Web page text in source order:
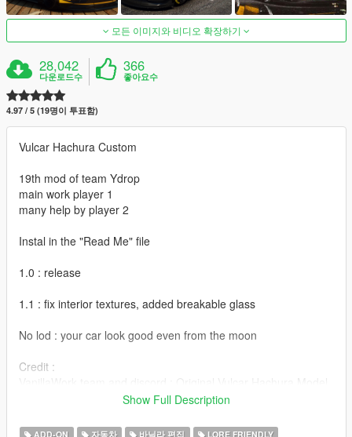
모든 이미지와 비디오 확장하기
28,042
다운로드수
366
좋아요수
4.97 / 5 (19명이 투표함)
Vulcar Hachura Custom
19th mod of team Ydrop
main work player 1
many help by player 2
Instal in the "Read Me" file
1.0 : release
1.1 : fix interior textures, added breakable glass
No lod : your car look good even from the moon
Credit :
Khyzyl Saleem : BodyKit design "inspiration"
Show Full Description
ADD-ON 자동차 바닐라 편집
LORE FRIENDLY